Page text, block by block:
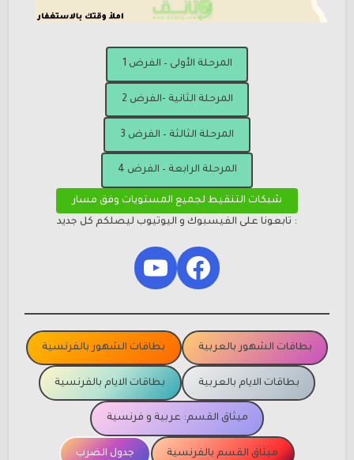
المرحلة الأولى – الفرض 1
المرحلة الثانية -الفرض 2
المرحلة الثالثة – الفرض 3
المرحلة الرابعة – الفرض 4
شبكات التنقيط لجميع المستويات وفق مسار
: تابعونا على الفيسبوك و اليوتيوب ليصلكم كل جديد
Facebook
YouTube
بطاقات الشهور بالعربية بطاقات الشهور بالفرنسية
بطاقات الايام بالعربية بطاقات الايام بالفرنسية
ميثاق القسم: عربية و فرنسية
ميثاق القسم بالفرنسية جدول الضرب